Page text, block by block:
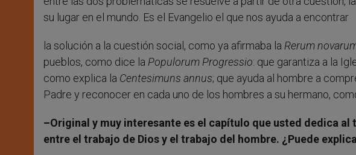
su lugar en el mundo. Es el Evangelio el que nos ayuda a encontrar
la solución a la cuestión social, como ya afirmaba la Rerum
pueblos, como dice la Populorum Progressio: que garantiza a la
como explica la Centesimuns annus; que ayuda al hombre a
Padre y reconocer en cada uno de los hombres a su hermano,
–Original y muy interesante es el capítulo que usted dedica al
entre el trabajo de Dios y el trabajo del hombre. ¿Puede